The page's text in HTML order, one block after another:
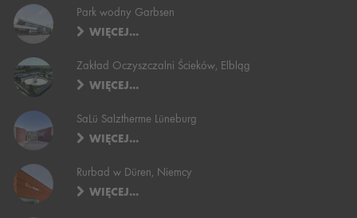
Park wodny Garbsen
WIĘCEJ...
Zakład Oczyszczalni Ścieków, Elbląg
WIĘCEJ...
SaLü Salztherme Lüneburg
WIĘCEJ...
Rurbad w Düren, Niemcy
WIĘCEJ...